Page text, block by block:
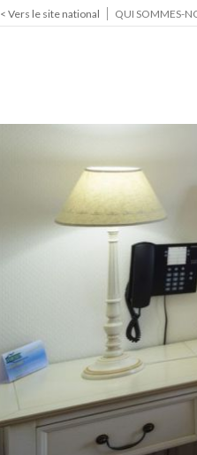
< Vers le site national QUI SOMMES-